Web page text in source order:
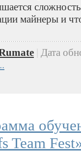
майнеры и
Дата
Team